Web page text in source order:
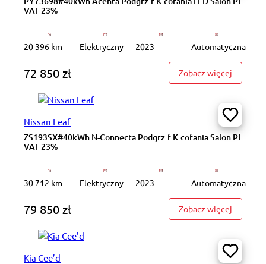
VAT 23%
20 396 km Elektryczny 2023 Automatyczna
72 850 zł Zobacz więcej
Nissan Leaf
ZS193SX#40kWh N-Connecta Podgrz.f K.cofania Salon PL
VAT 23%
30 712 km Elektryczny 2023 Automatyczna
79 850 zł Zobacz więcej
Kia Cee’d